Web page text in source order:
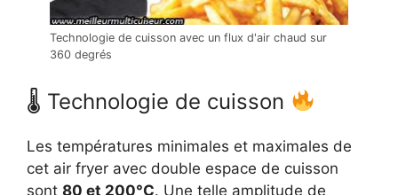
Technologie de cuisson avec un flux d'air chaud sur
360 degrés
🌡 Technologie de cuisson
Les températures minimales et maximales de
cet air fryer avec double espace de cuisson
sont 80 et 200°C. Une telle amplitude de